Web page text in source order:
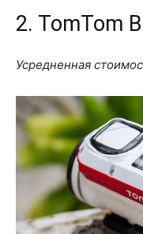
2. TomTom
Усредненная